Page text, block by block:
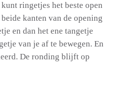
ringetjes het beste open
kanten van de opening
en dan het ene tangetje
van je af te bewegen. En
De ronding blijft op